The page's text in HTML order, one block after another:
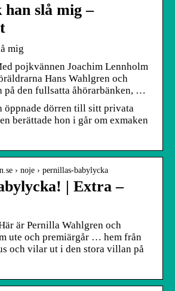
slå mig –
mig
pojkvännen Joachim Lennholm
Hans Wahlgren och
på den fullsatta åhörarbänken, …
öppnade dörren till sitt privata
berättade hon i går om exmaken
› noje › pernillas-babylycka
| Extra –
är Pernilla Wahlgren och
ute och premiärgår … hem från
och vilar ut i den stora villan på